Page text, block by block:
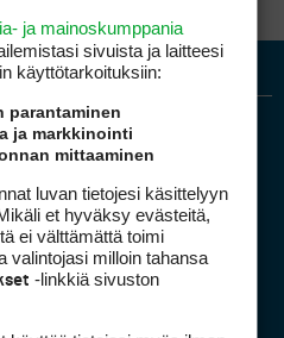
mediakortti
ja mainoskumppania
sivuista ja laitteesi
käyttötarkoituksiin:
parantaminen
ja markkinointi
mittaaminen
luvan tietojesi käsittelyyn
et hyväksy evästeitä,
ei välttämättä toimi
valintojasi milloin tahansa
-linkkiä sivuston